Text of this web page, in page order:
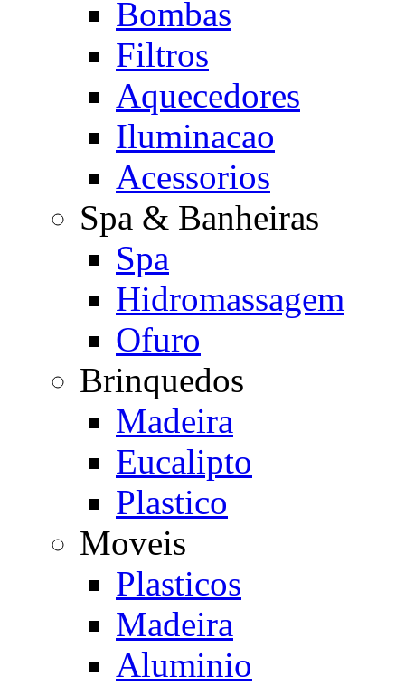
Bombas
Filtros
Aquecedores
Iluminacao
Acessorios
Spa & Banheiras
Spa
Hidromassagem
Ofuro
Brinquedos
Madeira
Eucalipto
Plastico
Moveis
Plasticos
Madeira
Aluminio